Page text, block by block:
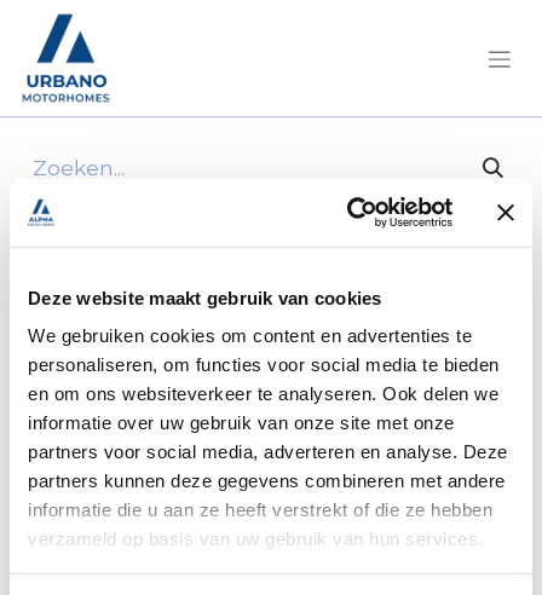
Deze website maakt gebruik van cookies
We gebruiken cookies om content en advertenties te
personaliseren, om functies voor social media te bieden
en om ons websiteverkeer te analyseren. Ook delen we
informatie over uw gebruik van onze site met onze
partners voor social media, adverteren en analyse. Deze
partners kunnen deze gegevens combineren met andere
informatie die u aan ze heeft verstrekt of die ze hebben
verzameld op basis van uw gebruik van hun services.
Alle producten Achterspoiler mod 2017